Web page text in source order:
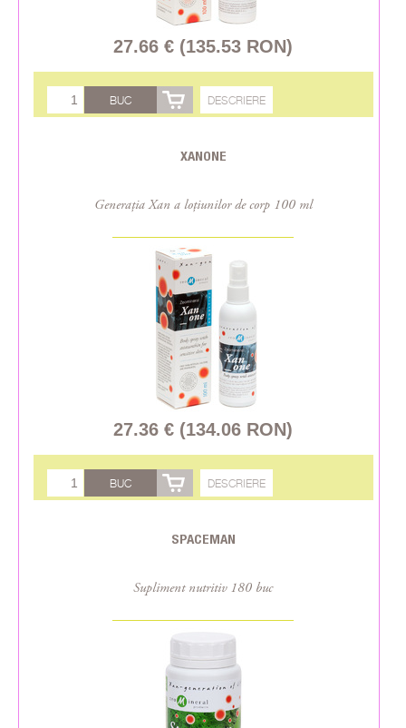
27.66 € (135.53 RON)
BUC DESCRIERE
XANONE
Generația Xan a loțiunilor de corp 100 ml
27.36 € (134.06 RON)
BUC DESCRIERE
SPACEMAN
Supliment nutritiv 180 buc